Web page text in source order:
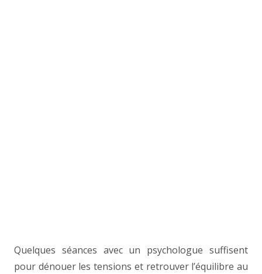
Quelques séances avec un psychologue suffisent
pour dénouer les tensions et retrouver l’équilibre au